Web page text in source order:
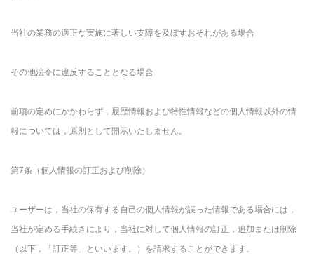
当社の業務の適正な実施に著しい支障を及ぼすおそれがある場合
その他法令に違反することとなる場合
前項の定めにかかわらず，履歴情報および特性情報などの個人情報以外の情
報については，原則として開示いたしません。
第7条（個人情報の訂正および削除）
ユーザーは，当社の保有する自己の個人情報が誤った情報である場合には，
当社が定める手続きにより，当社に対して個人情報の訂正，追加または削除
（以下，「訂正等」といいます。）を請求することができます。